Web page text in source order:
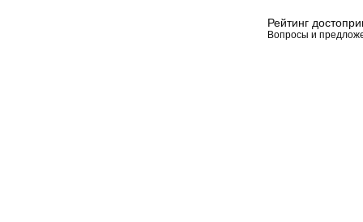
Рейтинг
Вопросы и